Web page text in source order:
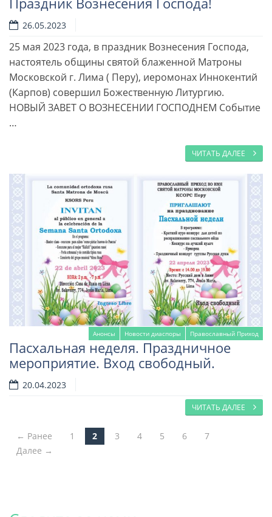
26.05.2023
25 мая 2023 года, в праздник Вознесения Господа,
настоятель общины святой блаженной Матроны
Московской г. Лима ( Перу), иеромонах Иннокентий
(Карпов) совершил Божественную Литургию.
НОВЫЙ ЗАВЕТ О ВОЗНЕСЕНИИ ГОСПОДНЕМ Событие
…
ЧИТАТЬ ДАЛЕЕ
Анонсы Новости диаспоры Православный Приход
Пасхальная неделя. Праздничное
мероприятие. Вход свободный.
20.04.2023
ЧИТАТЬ ДАЛЕЕ
Post navigation
← Ранее 1 2 3 4 5 6
7
Далее →